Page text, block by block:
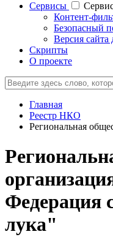
Cервисы
Контент-
Безопасный
Версия сайта
Скрипты
О проекте
Главная
Реестр НКО
Региональная
Федерация
лука"